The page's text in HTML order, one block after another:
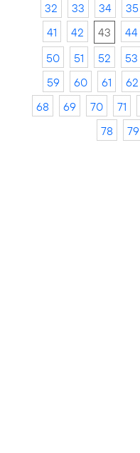
32
33 34 35
41
42 43 44
50
51 52 53
59
60 61 62
68
69 70 71
78
79